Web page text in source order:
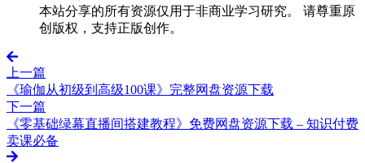
本站分享的所有资源仅用于非商业学习研究。 请尊重原
创版权，支持正版创作。
上一篇
《瑜伽从初级到高级100课》完整网盘资源下载
下一篇
《零基础绿幕直播间搭建教程》免费网盘资源下载 – 知识付费
卖课必备